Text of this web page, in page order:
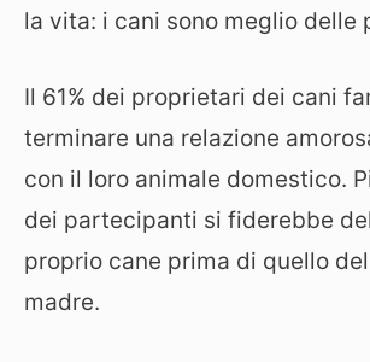
la vita: i cani sono meglio delle
Il 61% dei proprietari dei cani
terminare una relazione
con il loro animale domestico.
dei partecipanti si fiderebbe
proprio cane prima di quello
madre.